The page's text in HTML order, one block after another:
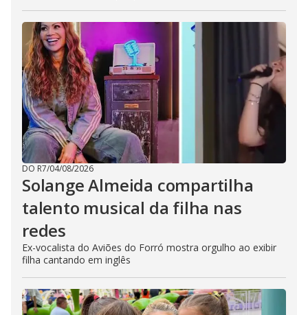
DO R7/04/08/2026
Solange Almeida compartilha
talento musical da filha nas
redes
Ex-vocalista do Aviões do Forró mostra orgulho ao exibir
filha cantando em inglês